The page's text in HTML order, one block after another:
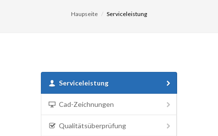
Haupseite Serviceleistung
Serviceleistung
Cad-Zeichnungen
Qualitätsüberprüfung